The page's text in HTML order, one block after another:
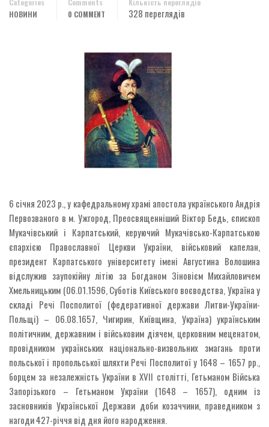
Categories
НОВИНИ
Comments
0 COMMENT
Кількість переглядів
328 переглядів
6 січня 2023 р., у кафедральному храмі апостола українського Андрія
Первозваного в м. Ужгород, Преосвященніший Віктор Бедь, єпископ
Мукачівський і Карпатський, керуючий Мукачівсько-Карпатською
єпархією Православної Церкви України, військовий капелан,
президент Карпатського університету імені Августина Волошина
відслужив заупокійну літію за Богданом Зіновієм Михайловичем
Хмельницьким (06.01.1596, Суботів Київського воєводства, Україна у
складі Речі Посполитої (федеративної держави Литви-України-
Польщі) – 06.08.1657, Чигирин, Київщина, Україна) українським
політичним, державним і військовим діячем, церковним меценатом,
провідником українських національно-визвольних змагань проти
польської і пропольської шляхти Речі Посполитої у 1648 – 1657 рр.,
борцем за незалежність України в ХVІІ столітті, Гетьманом Війська
Запорізького – Гетьманом України (1648 – 1657), одним із
засновників Української Держави доби козаччини, праведником з
нагоди 427-річчя від дня його народження.